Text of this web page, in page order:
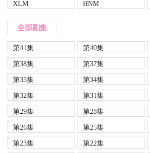
XLM
HNM
全部剧集
第41集 第40集
第38集
第37集
第35集
第34集
第32集
第31集
第29集
第28集
第26集
第25集
第23集
第22集